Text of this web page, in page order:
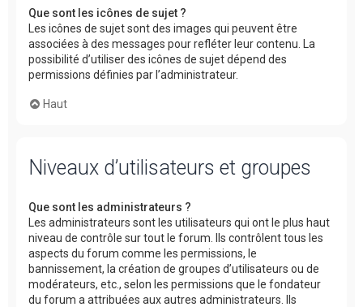
Que sont les icônes de sujet ?
Les icônes de sujet sont des images qui peuvent être
associées à des messages pour refléter leur contenu. La
possibilité d’utiliser des icônes de sujet dépend des
permissions définies par l’administrateur.
Haut
Niveaux d’utilisateurs et groupes
Que sont les administrateurs ?
Les administrateurs sont les utilisateurs qui ont le plus haut
niveau de contrôle sur tout le forum. Ils contrôlent tous les
aspects du forum comme les permissions, le
bannissement, la création de groupes d’utilisateurs ou de
modérateurs, etc., selon les permissions que le fondateur
du forum a attribuées aux autres administrateurs. Ils